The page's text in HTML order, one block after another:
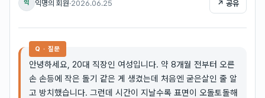
익 익명의 회원·2026.06.25 ↗ 공유
Q · 질문
안녕하세요, 20대 직장인 여성입니다. 약 8개월 전부터 오른
손 손등에 작은 돌기 같은 게 생겼는데 처음엔 굳은살인 줄 알
고 방치했습니다. 그런데 시간이 지날수록 표면이 오돌토돌해